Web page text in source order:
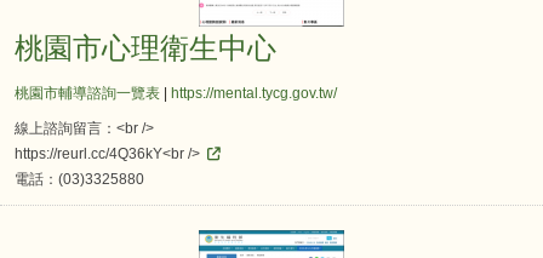
桃園市心理衛生中心
桃園市輔導諮詢一覽表 https://mental.tycg.gov.tw/
線上諮詢留言：<br />
https://reurl.cc/4Q36kY<br />
電話：(03)3325880
安心專線